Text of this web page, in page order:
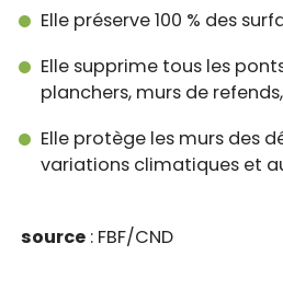
Elle préserve 100 % des
Elle supprime tous les
planchers, murs de
Elle protège les murs des
variations climatiques et
source : FBF/CND